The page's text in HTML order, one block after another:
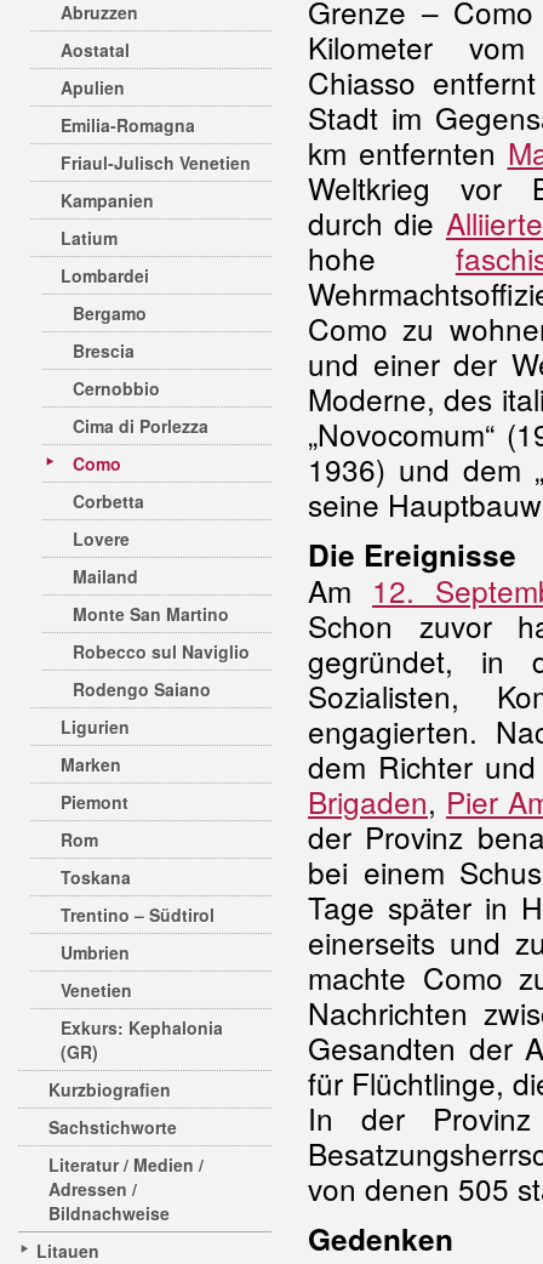
Abruzzen
Aostatal
Apulien
Emilia-Romagna
Friaul-Julisch Venetien
Kampanien
Latium
Lombardei
Bergamo
Brescia
Cernobbio
Cima di Porlezza
Como
Corbetta
Lovere
Mailand
Monte San Martino
Robecco sul Naviglio
Rodengo Saiano
Ligurien
Marken
Piemont
Rom
Toskana
Trentino – Südtirol
Umbrien
Venetien
Exkurs: Kephalonia
(GR)
Kurzbiografien
Sachstichworte
Literatur / Medien /
Adressen /
Bildnachweise
Litauen
Grenze –
Kilometer vom
Chiasso
Stadt im
km entfernten
Weltkrieg vor
durch die
hohe
Como zu
und einer der
Moderne, des
„Novocomum“
1936) und dem
seine
Die Ereignisse
Am 12.
Schon zuvor
gegründet, in
Sozialisten,
engagierten.
dem Richter
Brigaden, Pier
der Provinz
bei einem
Tage später in
einerseits und
machte Como
Nachrichten
Gesandten der
für Flüchtlinge,
In der
von denen 505
Gedenken